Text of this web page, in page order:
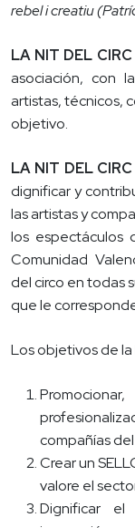
rebel i creatiu
LA NIT DEL
asociación, con
artistas, técnicos,
objetivo.
LA NIT DEL
dignificar y
las artistas y
los espectáculos
Comunidad
del circo en todas
que le
Los objetivos de la
compañías
Crear un
valore el
Dignificar